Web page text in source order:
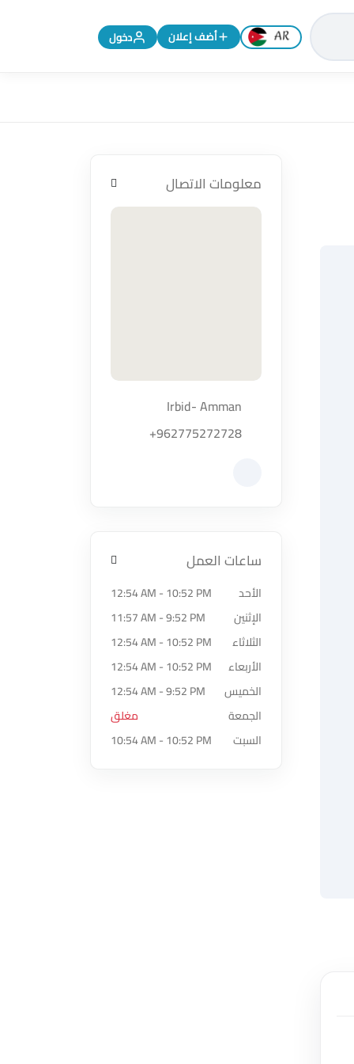
تغيير اللغة إلى الإنجليزية
أضف إعلان دخول
معلومات الاتصال
اضغط لتحميل الموقع
Irbid- Amman
+962775272728
ساعات العمل
الأحد
12:54 AM - 10:52 PM
الإثنين
11:57 AM - 9:52 PM
الثلاثاء
12:54 AM - 10:52 PM
الأربعاء
12:54 AM - 10:52 PM
الخميس
12:54 AM - 9:52 PM
الجمعة
مغلق
السبت
10:54 AM - 10:52 PM